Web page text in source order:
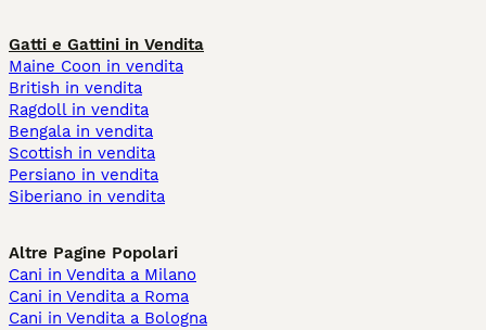
Gatti e Gattini in Vendita
Maine Coon in vendita
British in vendita
Ragdoll in vendita
Bengala in vendita
Scottish in vendita
Persiano in vendita
Siberiano in vendita
Altre Pagine Popolari
Cani in Vendita a Milano
Cani in Vendita a Roma
Cani in Vendita a Bologna